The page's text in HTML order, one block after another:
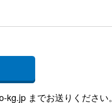
までお送りください。